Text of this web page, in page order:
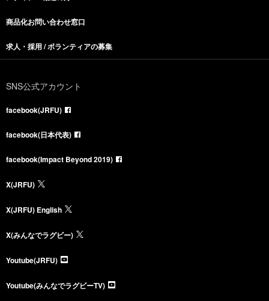
商品化お問い合わせ窓口
求人・採用 / ボランティアの募集
SNS公式アカウント
facebook(JRFU)
facebook(日本代表)
facebook(Impact Beyond 2019)
X(JRFU)
X(JRFU) English
X(みんなでラグビー)
Youtube(JRFU)
Youtube(みんなでラグビーTV)